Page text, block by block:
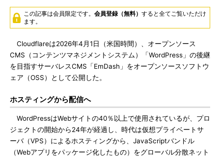
この記事は会員限定です。 会員登録（無料） すると全てご覧いただけ
ます。
Cloudflareは2026年4月1日（米国時間）、オープンソース
CMS（コンテンツマネジメントシステム）「WordPress」の後継
を目指すサーバレスCMS「EmDash」をオープンソースソフトウ
ェア（OSS）として公開した。
ホスティングから配信へ
WordPressはWebサイトの40％以上で使用されているが、プロ
ジェクトの開始から24年が経過し、時代は仮想プライベートサ
ーバ（VPS）によるホスティングから、JavaScriptバンドル
（Webアプリをパッケージ化したもの）をグローバル分散ネット